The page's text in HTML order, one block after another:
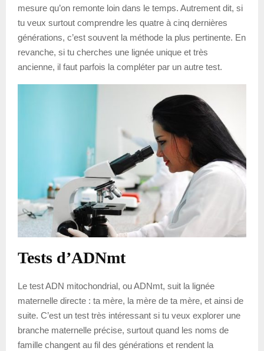
mesure qu’on remonte loin dans le temps. Autrement dit, si
tu veux surtout comprendre les quatre à cinq dernières
générations, c’est souvent la méthode la plus pertinente. En
revanche, si tu cherches une lignée unique et très
ancienne, il faut parfois la compléter par un autre test.
Tests d’ADNmt
Le test ADN mitochondrial, ou ADNmt, suit la lignée
maternelle directe : ta mère, la mère de ta mère, et ainsi de
suite. C’est un test très intéressant si tu veux explorer une
branche maternelle précise, surtout quand les noms de
famille changent au fil des générations et rendent la